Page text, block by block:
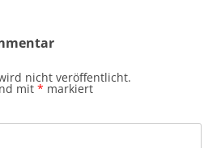
nicht veröffentlicht.
mit * markiert